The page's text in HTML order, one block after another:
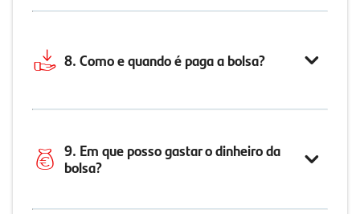
8. Como e quando é paga a bolsa?
9. Em que posso gastar o dinheiro da
bolsa?